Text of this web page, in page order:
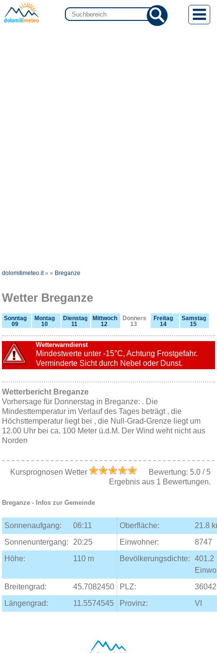
dolomitimeteo.it»» Breganze
Wetter Breganze
Sonntag
09
Montag
10
Dienstag
11
Mittwoch
12
Donnerstag
13
Freitag
14
Samstag
15
Wetterwarndienst
Mindestwerte unter -15°C, Achtung Frostgefahr.
Verminderte Sicht durch Nebel oder Dunst.
Wetterbericht Breganze
Vorhersage für Donnerstag in Breganze: . Die
Mindesttemperatur im Verlauf des Tages beträgt , die
Höchsttemperatur liegt bei , die Null-Grad-Grenze liegt um
12.00 Uhr bei ca. 100 Meter ü.d.M. Der Wind weht nicht aus
Norden
Kursprognosen Wetter Bewertung: 5.0/ 5
Ergebnis aus 1 Bewertungen.
Breganze - Infos zur Gemeinde
Sonnenaufgang: 06:11 Oberfläche:
21.8
Sonnenuntergang:
20:25 Einwohner:
8747
Höhe:
110 m Bevölkerungsdichte:
401.2
Breitengrad:
45.7082450 PLZ:
36042
Längengrad:
11.5574545 Provinz: VI